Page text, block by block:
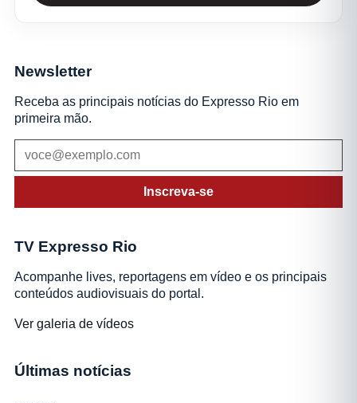
Newsletter
Receba as principais notícias do Expresso Rio em
primeira mão.
Inscreva-se
TV Expresso Rio
Acompanhe lives, reportagens em vídeo e os principais
conteúdos audiovisuais do portal.
Ver galeria de vídeos
Últimas notícias